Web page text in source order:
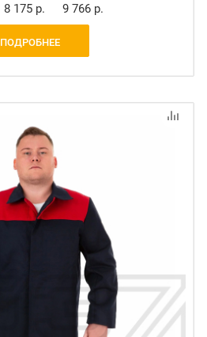
8 175 р. 9 766 р.
ПОДРОБНЕЕ